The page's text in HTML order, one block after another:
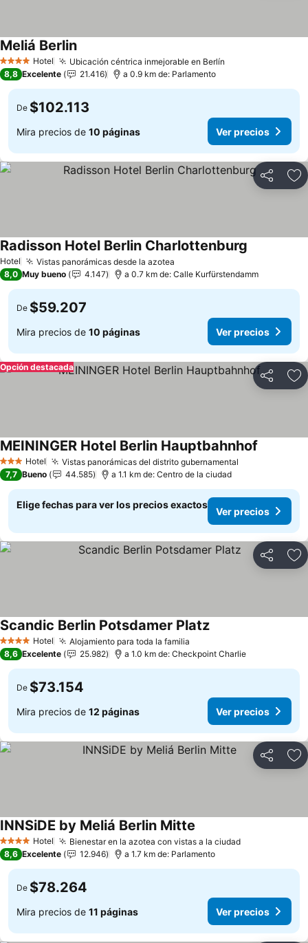
4 EstrellasHotel Ubicación céntrica inmejorable en Berlín
Meliá Berlin
8,8 Excelente 21.416 a 0.9 km de: Parlamento
De $102.113
Mira precios de 10 páginas Ver precios
Compartir
Hotel Vistas panorámicas desde la azotea
Radisson Hotel Berlin Charlottenburg
8,0 Muy bueno 4.147 a 0.7 km de: Calle Kurfürstendamm
De $59.207
Mira precios de 10 páginas Ver precios
Compartir
Opción destacada
3 Estrellas
Hotel Vistas panorámicas del distrito gubernamental
MEININGER Hotel Berlin Hauptbahnhof
7,7 Bueno 44.585 a 1.1 km de: Centro de la ciudad
Elige fechas para ver los precios exactos
Ver precios
Compartir
4 EstrellasHotel Alojamiento para toda la familia
Scandic Berlin Potsdamer Platz
8,6 Excelente 25.982 a 1.0 km de: Checkpoint Charlie
De $73.154
Mira precios de 12 páginas Ver precios
Compartir
4 EstrellasHotel Bienestar en la azotea con vistas a la ciudad
INNSiDE by Meliá Berlin Mitte
8,6 Excelente 12.946 a 1.7 km de: Parlamento
De $78.264
Mira precios de 11 páginas Ver precios